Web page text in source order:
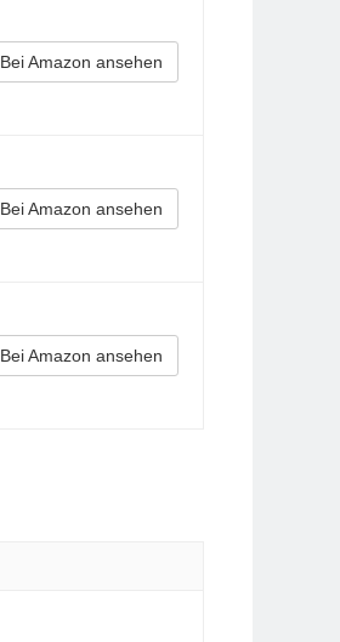
Bei Amazon ansehen
Bei Amazon ansehen
Bei Amazon ansehen